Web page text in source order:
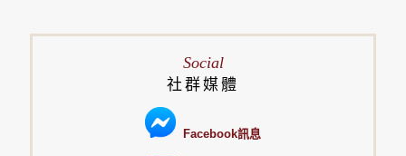
Social
社群媒體
Facebook訊息